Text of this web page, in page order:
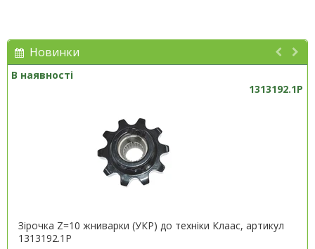
Новинки
В наявності
1313192.1P
Зірочка Z=10 жниварки (УКР) до техніки Клаас, артикул
1313192.1P